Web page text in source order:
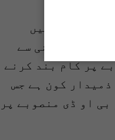
طرف سے ہمیں
آبپاشی سے
پر کام بند کرنے
کون ہے جس
او ڈی منصوبے پر